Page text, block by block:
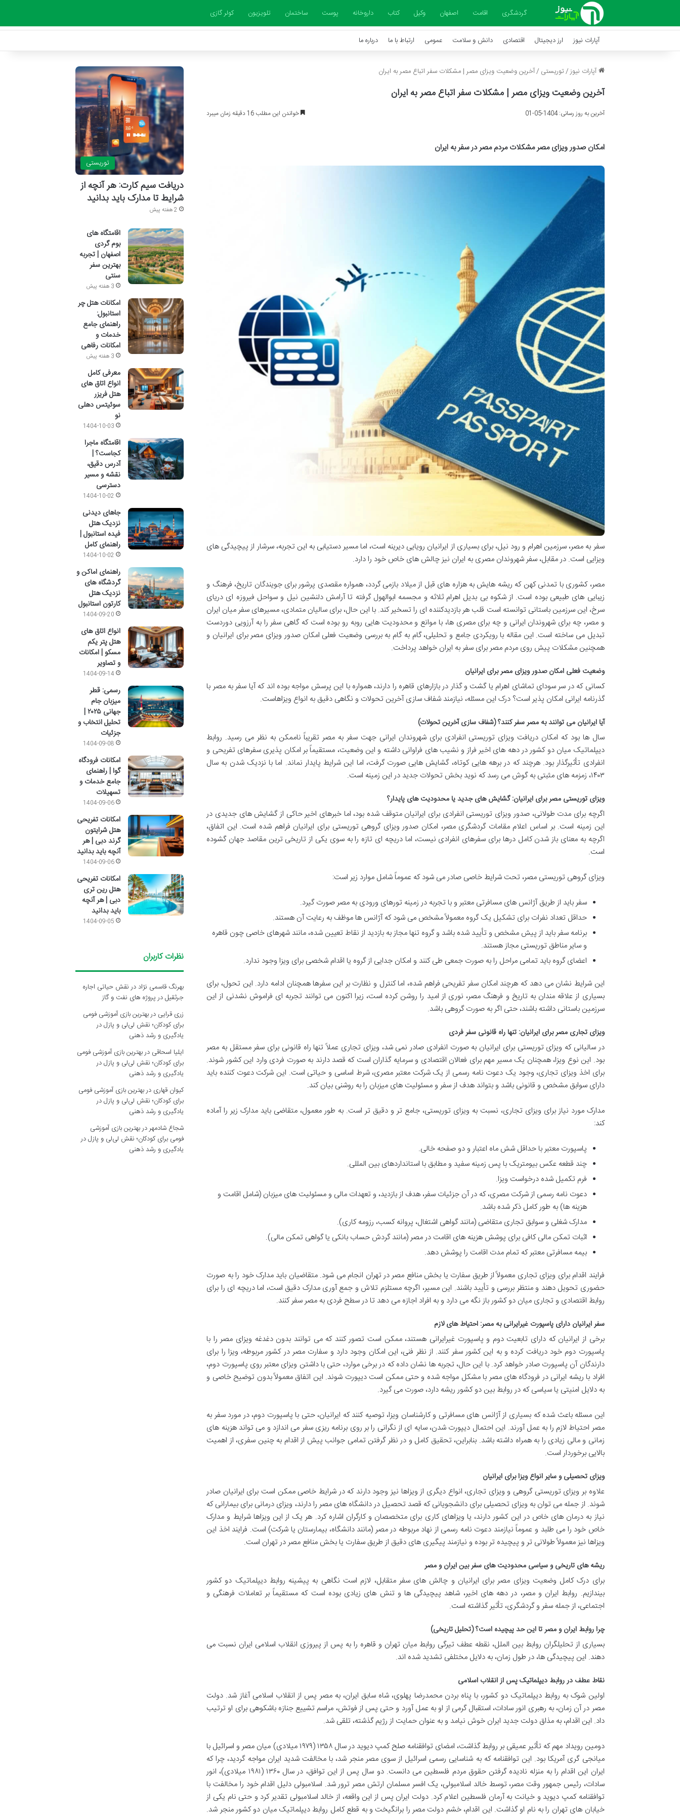
گردشگری اقامت اصفهان وکیل کتاب داروخانه پوست ساختمان تلویزیون کولر گازی
آپارات نیوز ارز دیجیتال اقتصادی دانش و سلامت عمومی ارتباط با ما درباره ما
آپارات نیوز/توریستی /آخرین وضعیت ویزای مصر | مشکلات سفر اتباع مصر به ایران
آخرین وضعیت ویزای مصر | مشکلات سفر اتباع مصر به ایران
آخرین به روز رسانی: 1404-05-01 خواندن این مطلب 16 دقیقه زمان میبرد
امکان صدور ویزای مصر مشکلات مردم مصر در سفر به ایران
سفر به مصر، سرزمین اهرام و رود نیل، برای بسیاری از ایرانیان رویایی دیرینه است، اما مسیر دستیابی به این تجربه، سرشار از پیچیدگی های
ویزایی است. در مقابل، سفر شهروندان مصری به ایران نیز چالش های خاص خود را دارد.
مصر، کشوری با تمدنی کهن که ریشه هایش به هزاره های قبل از میلاد بازمی گردد، همواره مقصدی پرشور برای جویندگان تاریخ، فرهنگ و
زیبایی های طبیعی بوده است. از شکوه بی بدیل اهرام ثلاثه و مجسمه ابوالهول گرفته تا آرامش دلنشین نیل و سواحل فیروزه ای دریای
سرخ، این سرزمین باستانی توانسته است قلب هر بازدیدکننده ای را تسخیر کند. با این حال، برای سالیان متمادی، مسیرهای سفر میان ایران
و مصر، چه برای شهروندان ایرانی و چه برای مصری ها، با موانع و محدودیت هایی روبه رو بوده است که گاهی سفر را به آرزویی دوردست
تبدیل می ساخته است. این مقاله با رویکردی جامع و تحلیلی، گام به گام به بررسی وضعیت فعلی امکان صدور ویزای مصر برای ایرانیان و
همچنین مشکلات پیش روی مردم مصر برای سفر به ایران خواهد پرداخت.
وضعیت فعلی امکان صدور ویزای مصر برای ایرانیان
کسانی که در سر سودای تماشای اهرام یا گشت و گذار در بازارهای قاهره را دارند، همواره با این پرسش مواجه بوده اند که آیا سفر به مصر با
گذرنامه ایرانی امکان پذیر است؟ درک این مسئله، نیازمند شفاف سازی آخرین تحولات و نگاهی دقیق به انواع ویزاهاست.
آیا ایرانیان می توانند به مصر سفر کنند؟ (شفاف سازی آخرین تحولات)
سال ها بود که امکان دریافت ویزای توریستی انفرادی برای شهروندان ایرانی جهت سفر به مصر تقریباً ناممکن به نظر می رسید. روابط
دیپلماتیک میان دو کشور در دهه های اخیر فراز و نشیب های فراوانی داشته و این وضعیت، مستقیماً بر امکان پذیری سفرهای تفریحی و
انفرادی تأثیرگذار بود. هرچند که در برهه هایی کوتاه، گشایش هایی صورت گرفت، اما این شرایط پایدار نماند. اما با نزدیک شدن به سال
۱۴۰۳، زمزمه های مثبتی به گوش می رسد که نوید بخش تحولات جدید در این زمینه است.
ویزای توریستی مصر برای ایرانیان: گشایش های جدید یا محدودیت های پایدار؟
اگرچه برای مدت طولانی، صدور ویزای توریستی انفرادی برای ایرانیان متوقف شده بود، اما خبرهای اخیر حاکی از گشایش های جدیدی در
این زمینه است. بر اساس اعلام مقامات گردشگری مصر، امکان صدور ویزای گروهی توریستی برای ایرانیان فراهم شده است. این اتفاق،
اگرچه به معنای باز شدن کامل درها برای سفرهای انفرادی نیست، اما دریچه ای تازه را به سوی یکی از تاریخی ترین مقاصد جهان گشوده
است.
ویزای گروهی توریستی مصر، تحت شرایط خاصی صادر می شود که عموماً شامل موارد زیر است:
سفر باید از طریق آژانس های مسافرتی معتبر و با تجربه در زمینه تورهای ورودی به مصر صورت گیرد.
حداقل تعداد نفرات برای تشکیل یک گروه معمولاً مشخص می شود که آژانس ها موظف به رعایت آن هستند.
برنامه سفر باید از پیش مشخص و تأیید شده باشد و گروه تنها مجاز به بازدید از نقاط تعیین شده، مانند شهرهای خاصی چون قاهره
و سایر مناطق توریستی مجاز هستند.
اعضای گروه باید تمامی مراحل را به صورت جمعی طی کنند و امکان جدایی از گروه یا اقدام شخصی برای ویزا وجود ندارد.
این شرایط نشان می دهد که هرچند امکان سفر تفریحی فراهم شده، اما کنترل و نظارت بر این سفرها همچنان ادامه دارد. این تحول، برای
بسیاری از علاقه مندان به تاریخ و فرهنگ مصر، نوری از امید را روشن کرده است، زیرا اکنون می توانند تجربه ای فراموش نشدنی از این
سرزمین باستانی داشته باشند، حتی اگر به صورت گروهی باشد.
ویزای تجاری مصر برای ایرانیان: تنها راه قانونی سفر فردی
در سالیانی که ویزای توریستی برای ایرانیان به صورت انفرادی صادر نمی شد، ویزای تجاری عملاً تنها راه قانونی برای سفر مستقل به مصر
بود. این نوع ویزا، همچنان یک مسیر مهم برای فعالان اقتصادی و سرمایه گذاران است که قصد دارند به صورت فردی وارد این کشور شوند.
برای اخذ ویزای تجاری، وجود یک دعوت نامه رسمی از یک شرکت معتبر مصری، شرط اساسی و حیاتی است. این شرکت دعوت کننده باید
دارای سوابق مشخص و قانونی باشد و بتواند هدف از سفر و مسئولیت های میزبان را به روشنی بیان کند.
مدارک مورد نیاز برای ویزای تجاری، نسبت به ویزای توریستی، جامع تر و دقیق تر است. به طور معمول، متقاضی باید مدارک زیر را آماده
کند:
پاسپورت معتبر با حداقل شش ماه اعتبار و دو صفحه خالی.
چند قطعه عکس بیومتریک با پس زمینه سفید و مطابق با استانداردهای بین المللی.
فرم تکمیل شده درخواست ویزا.
دعوت نامه رسمی از شرکت مصری، که در آن جزئیات سفر، هدف از بازدید، و تعهدات مالی و مسئولیت های میزبان (شامل اقامت و
هزینه ها) به طور کامل ذکر شده باشد.
مدارک شغلی و سوابق تجاری متقاضی (مانند گواهی اشتغال، پروانه کسب، رزومه کاری).
اثبات تمکن مالی کافی برای پوشش هزینه های اقامت در مصر (مانند گردش حساب بانکی یا گواهی تمکن مالی).
بیمه مسافرتی معتبر که تمام مدت اقامت را پوشش دهد.
فرایند اقدام برای ویزای تجاری معمولاً از طریق سفارت یا بخش منافع مصر در تهران انجام می شود. متقاضیان باید مدارک خود را به صورت
حضوری تحویل دهند و منتظر بررسی و تأیید باشند. این مسیر، اگرچه مستلزم تلاش و جمع آوری مدارک دقیق است، اما دریچه ای را برای
روابط اقتصادی و تجاری میان دو کشور باز نگه می دارد و به افراد اجازه می دهد تا در سطح فردی به مصر سفر کنند.
سفر ایرانیان دارای پاسپورت غیرایرانی به مصر: احتیاط های لازم
برخی از ایرانیان که دارای تابعیت دوم و پاسپورت غیرایرانی هستند، ممکن است تصور کنند که می توانند بدون دغدغه ویزای مصر را با
پاسپورت دوم خود دریافت کرده و به این کشور سفر کنند. از نظر فنی، این امکان وجود دارد و سفارت مصر در کشور مربوطه، ویزا را برای
دارندگان آن پاسپورت صادر خواهد کرد. با این حال، تجربه ها نشان داده که در برخی موارد، حتی با داشتن ویزای معتبر روی پاسپورت دوم،
افراد با ریشه ایرانی در فرودگاه های مصر با مشکل مواجه شده و حتی ممکن است دیپورت شوند. این اتفاق معمولاً بدون توضیح خاصی و
به دلایل امنیتی یا سیاسی که در روابط بین دو کشور ریشه دارد، صورت می گیرد.
این مسئله باعث شده که بسیاری از آژانس های مسافرتی و کارشناسان ویزا، توصیه کنند که ایرانیان، حتی با پاسپورت دوم، در مورد سفر به
مصر احتیاط لازم را به عمل آورند. این احتمال دیپورت شدن، سایه ای از نگرانی را بر روی برنامه ریزی سفر می اندازد و می تواند هزینه های
زمانی و مالی زیادی را به همراه داشته باشد. بنابراین، تحقیق کامل و در نظر گرفتن تمامی جوانب پیش از اقدام به چنین سفری، از اهمیت
بالایی برخوردار است.
ویزای تحصیلی و سایر انواع ویزا برای ایرانیان
علاوه بر ویزای توریستی گروهی و ویزای تجاری، انواع دیگری از ویزاها نیز وجود دارند که در شرایط خاصی ممکن است برای ایرانیان صادر
شوند. از جمله می توان به ویزای تحصیلی برای دانشجویانی که قصد تحصیل در دانشگاه های مصر را دارند، ویزای درمانی برای بیمارانی که
نیاز به درمان های خاص در این کشور دارند، یا ویزاهای کاری برای متخصصان و کارگران اشاره کرد. هر یک از این ویزاها شرایط و مدارک
خاص خود را می طلبد و عموماً نیازمند دعوت نامه رسمی از نهاد مربوطه در مصر (مانند دانشگاه، بیمارستان یا شرکت) است. فرایند اخذ این
ویزاها نیز معمولاً طولانی تر و پیچیده تر بوده و نیازمند پیگیری های دقیق از طریق سفارت یا بخش منافع مصر در تهران است.
ریشه های تاریخی و سیاسی محدودیت های سفر بین ایران و مصر
برای درک کامل وضعیت ویزای مصر برای ایرانیان و چالش های سفر متقابل، لازم است نگاهی به پیشینه روابط دیپلماتیک دو کشور
بیندازیم. روابط ایران و مصر، در دهه های اخیر، شاهد پیچیدگی ها و تنش های زیادی بوده است که مستقیماً بر تعاملات فرهنگی و
اجتماعی، از جمله سفر و گردشگری، تأثیر گذاشته است.
چرا روابط ایران و مصر تا این حد پیچیده است؟ (تحلیل تاریخی)
بسیاری از تحلیلگران روابط بین الملل، نقطه عطف تیرگی روابط میان تهران و قاهره را به پس از پیروزی انقلاب اسلامی ایران نسبت می
دهند. این پیچیدگی ها، در طول زمان، به دلایل مختلفی تشدید شده اند.
نقاط عطف در روابط دیپلماتیک پس از انقلاب اسلامی
اولین شوک به روابط دیپلماتیک دو کشور، با پناه بردن محمدرضا پهلوی، شاه سابق ایران، به مصر پس از انقلاب اسلامی آغاز شد. دولت
مصر در آن زمان، به رهبری انور سادات، استقبال گرمی از او به عمل آورد و حتی پس از فوتش، مراسم تشییع جنازه باشکوهی برای او ترتیب
داد. این اقدام، به مذاق دولت جدید ایران خوش نیامد و به عنوان حمایت از رژیم گذشته، تلقی شد.
دومین رویداد مهم که تأثیر عمیقی بر روابط گذاشت، امضای توافقنامه صلح کمپ دیوید در سال ۱۳۵۸ (۱۹۷۹ میلادی) میان مصر و اسرائیل با
میانجی گری آمریکا بود. این توافقنامه که به شناسایی رسمی اسرائیل از سوی مصر منجر شد، با مخالفت شدید ایران مواجه گردید، چرا که
ایران این اقدام را به منزله نادیده گرفتن حقوق مردم فلسطین می دانست. دو سال پس از این توافق، در سال ۱۳۶۰ (۱۹۸۱ میلادی)، انور
سادات، رئیس جمهور وقت مصر، توسط خالد اسلامبولی، یک افسر مسلمان ارتش مصر ترور شد. اسلامبولی دلیل اقدام خود را مخالفت با
توافقنامه کمپ دیوید و خیانت به آرمان فلسطین اعلام کرد. دولت ایران پس از این واقعه، از خالد اسلامبولی تقدیر کرد و حتی نام یکی از
خیابان های تهران را به نام او گذاشت. این اقدام، خشم دولت مصر را برانگیخت و به قطع کامل روابط دیپلماتیک میان دو کشور منجر شد.
توریستی
دریافت سیم کارت: هر آنچه از
شرایط تا مدارک باید بدانید
2 هفته پیش
اقامتگاه های
بوم گردی
اصفهان | تجربه
بهترین سفر
سنتی
3 هفته پیش
امکانات هتل چر
استانبول:
راهنمای جامع
خدمات و
امکانات رفاهی
3 هفته پیش
معرفی کامل
انواع اتاق های
هتل فریزر
سوئیتس دهلی
نو
1404-10-03
اقامتگاه ماجرا
کجاست؟ |
آدرس دقیق،
نقشه و مسیر
دسترسی
1404-10-02
جاهای دیدنی
نزدیک هتل
فیده استانبول |
راهنمای کامل
1404-10-02
راهنمای اماکن و
گردشگاه های
نزدیک هتل
کارتون استانبول
1404-09-20
انواع اتاق های
هتل پتر یکم
مسکو | امکانات
و تصاویر
1404-09-14
رسمی: قطر
میزبان جام
جهانی ۲۰۲۵ |
تحلیل انتخاب و
جزئیات
1404-09-08
امکانات فرودگاه
گوا | راهنمای
جامع خدمات و
تسهیلات
1404-09-06
امکانات تفریحی
هتل شرایتون
گرند دبی | هر
آنچه باید بدانید
1404-09-06
امکانات تفریحی
هتل رین تری
دبی | هر آنچه
باید بدانید
1404-09-05
نظرات کاربران
بهرنگ قاسمی نژاد درنقش حیاتی اجاره
جرثقیل در پروژه های نفت و گاز
زری قرایی دربهترین بازی آموزشی فومی
برای کودکان؛ نقش لی‌لی و پازل در
یادگیری و رشد ذهنی
ایلیا اسحاقی دربهترین بازی آموزشی فومی
برای کودکان؛ نقش لی‌لی و پازل در
یادگیری و رشد ذهنی
کیوان قهاری دربهترین بازی آموزشی فومی
برای کودکان؛ نقش لی‌لی و پازل در
یادگیری و رشد ذهنی
شجاع شادمهردربهترین بازی آموزشی
فومی برای کودکان؛ نقش لی‌لی و پازل در
یادگیری و رشد ذهنی